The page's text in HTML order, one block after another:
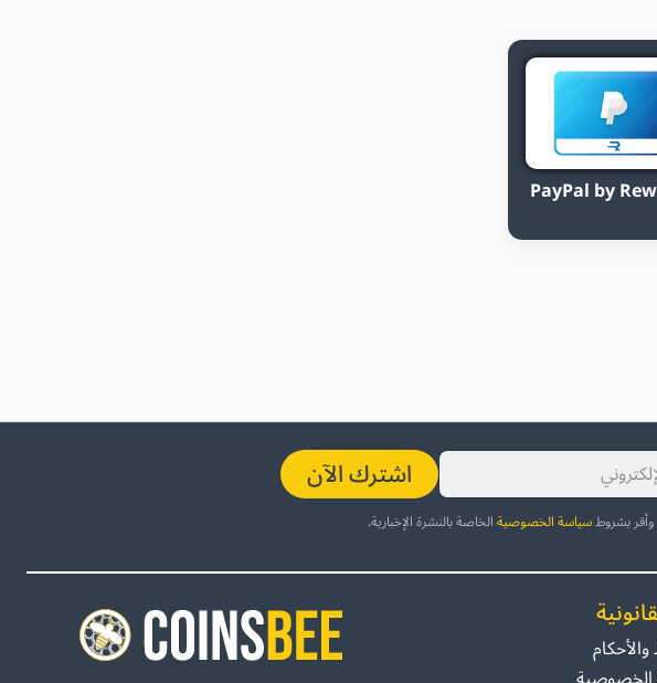
PayPal by
اشترك الآن
وأقر بشروطسياسة الخصوصيةالخاصة بالنشرة الإخبارية.